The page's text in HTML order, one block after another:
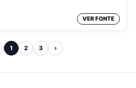
VER FONTE
1 2 3 ›